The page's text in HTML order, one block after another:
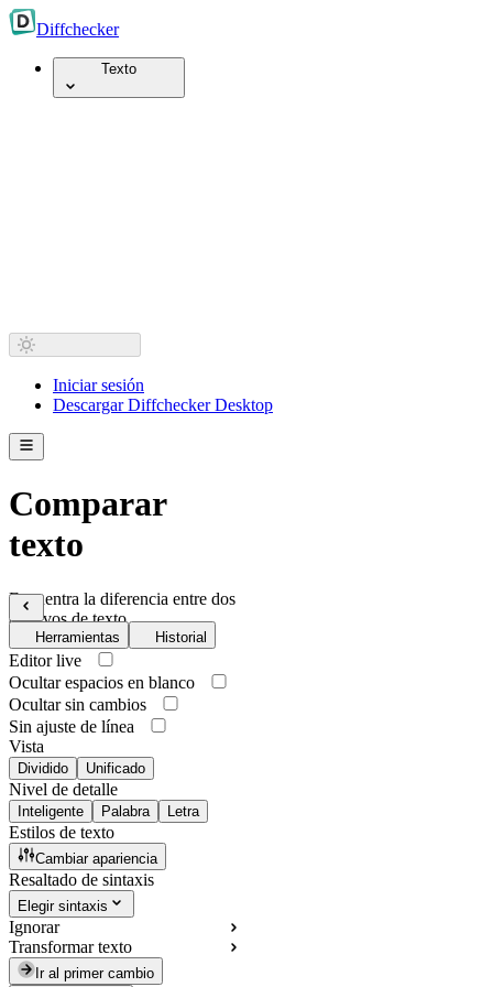
Diffchecker
Texto
Iniciar sesión
Descargar Diffchecker Desktop
Comparar
texto
Encuentra la diferencia entre dos
archivos de texto
Herramientas Historial
Editor live
Ocultar espacios en blanco
Ocultar sin cambios
Sin ajuste de línea
Vista
Dividido Unificado
Nivel de detalle
Inteligente Palabra Letra
Estilos de texto
Cambiar apariencia
Resaltado de sintaxis
Elegir sintaxis
Ignorar
Transformar texto
Ir al primer cambio